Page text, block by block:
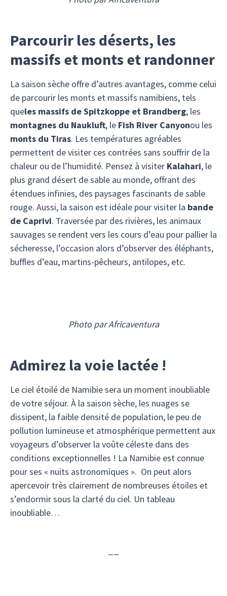
Parcourir les déserts, les
massifs et monts et randonner
La saison sèche offre d’autres avantages, comme celui
de parcourir les monts et massifs namibiens, tels
queles massifs de Spitzkoppe et Brandberg, les
montagnes du Naukluft, le Fish River Canyonou les
monts du Tiras. Les températures agréables
permettent de visiter ces contrées sans souffrir de la
chaleur ou de l’humidité. Pensez à visiter Kalahari, le
plus grand désert de sable au monde, offrant des
étendues infinies, des paysages fascinants de sable
rouge. Aussi, la saison est idéale pour visiter la bande
de Caprivi. Traversée par des rivières, les animaux
sauvages se rendent vers les cours d’eau pour pallier la
sécheresse, l’occasion alors d’observer des éléphants,
buffles d’eau, martins-pêcheurs, antilopes, etc.
Photo par Africaventura
Admirez la voie lactée !
Le ciel étoilé de Namibie sera un moment inoubliable
de votre séjour. À la saison sèche, les nuages se
dissipent, la faible densité de population, le peu de
pollution lumineuse et atmosphérique permettent aux
voyageurs d’observer la voûte céleste dans des
conditions exceptionnelles ! La Namibie est connue
pour ses « nuits astronomiques ». On peut alors
apercevoir très clairement de nombreuses étoiles et
s’endormir sous la clarté du ciel. Un tableau
inoubliable…